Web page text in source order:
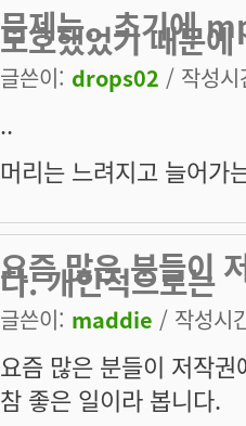
문제는.. 초기에
모호했었기 때문에
글쓴이: drops02 / 작성
..
머리는 느려지고 늘어가
요즘 많은 분들이
다. 개인적으로는
글쓴이: maddie / 작성시
요즘 많은 분들이 저작
참 좋은 일이라 봅니다.